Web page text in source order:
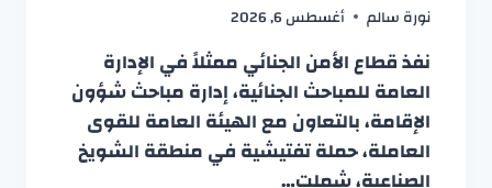
نورة سالم أغسطس 6, 2026
نفذ قطاع الأمن الجنائي ممثلاً في الإدارة
العامة للمباحث الجنائية، إدارة مباحث شؤون
الإقامة، بالتعاون مع الهيئة العامة للقوى
العاملة، حملة تفتيشية في منطقة الشويخ
الصناعية، شملت…